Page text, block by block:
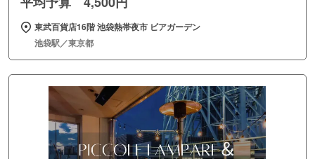
東武百貨店16階 池袋熱帯夜市 ビアガーデン
池袋駅／東京都